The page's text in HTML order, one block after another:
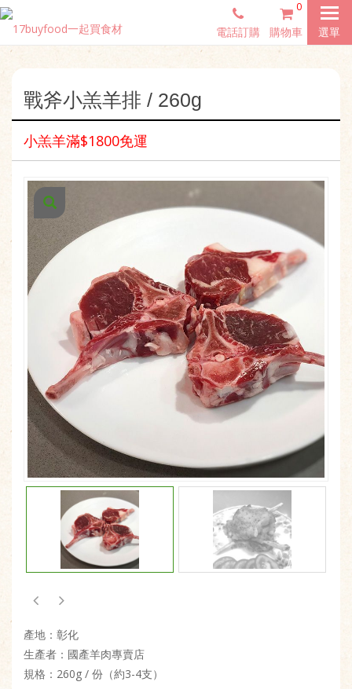
選單
電話訂購
0
購物車
戰斧小羔羊排 / 260g
小羔羊滿$1800免運
產地：彰化
生產者：國產羊肉專賣店
規格：260g / 份（約3-4支）